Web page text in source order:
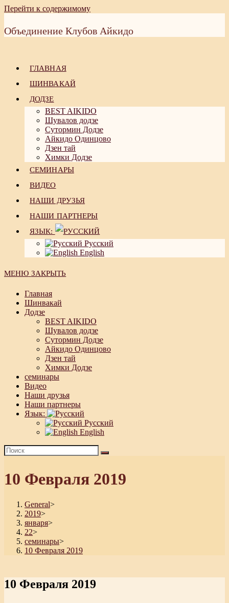
Перейти к содержимому
Объединение Клубов Айкидо
ГЛАВНАЯ
ШИНВАКАЙ
ДОДЗЕ
BEST AIKIDO
Шувалов додзе
Сутормин Додзе
Айкидо Одинцово
Дзен тай
Химки Додзе
СЕМИНАРЫ
ВИДЕО
НАШИ ДРУЗЬЯ
НАШИ ПАРТНЕРЫ
ЯЗЫК:
Русский
English
МЕНЮ ЗАКРЫТЬ
Главная
Шинвакай
Додзе
BEST AIKIDO
Шувалов додзе
Сутормин Додзе
Айкидо Одинцово
Дзен тай
Химки Додзе
семинары
Видео
Наши друзья
Наши партнеры
Язык:
Русский
English
10 Февраля 2019
General>
2019>
января>
22>
семинары>
10 Февраля 2019
10 Февраля 2019